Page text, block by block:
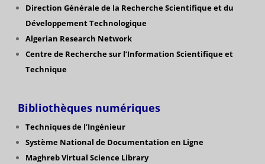
Direction Générale de la Recherche Scientifiqueet du
Développement Technologique
Algerian Research Network
Centre de Recherche sur l’Information Scientifique et
Technique
Bibliothèques numériques
Techniques de l’Ingénieur
Système National de Documentation en Ligne
Maghreb Virtual Science Library